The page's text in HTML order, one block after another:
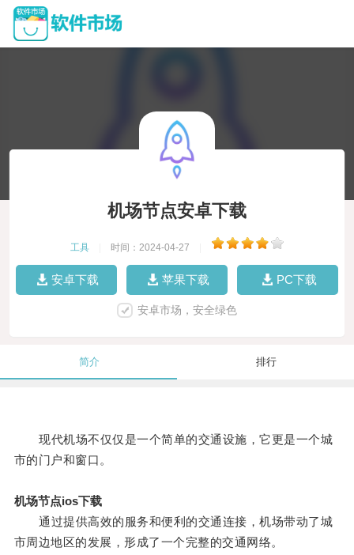
机场节点安卓下载
工具 时间：2024-04-27
安卓下载 苹果下载 PC下载
安卓市场，安全绿色
简介 排行
现代机场不仅仅是一个简单的交通设施，它更是一个城
市的门户和窗口。
机场节点ios下载
通过提供高效的服务和便利的交通连接，机场带动了城
市周边地区的发展，形成了一个完整的交通网络。